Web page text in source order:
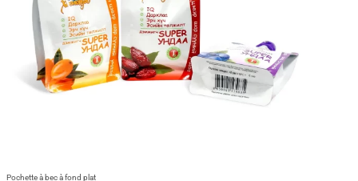
Pochette à bec à fond plat